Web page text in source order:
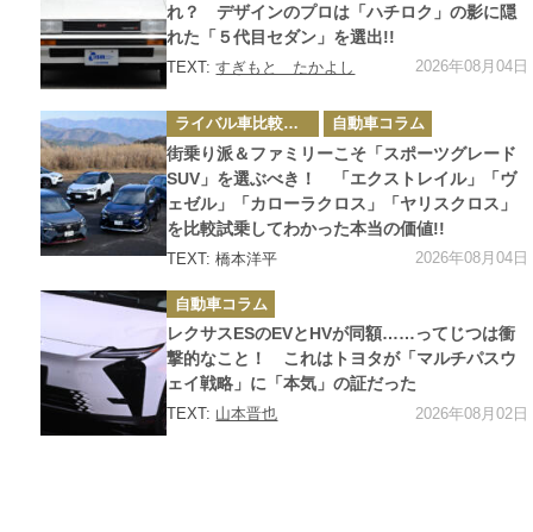
ー
れ？ デザインのプロは「ハチロク」の影に隠
れた「５代目セダン」を選出!!
TEXT:すぎもと たかよし 2026年08月04日
カ
テ
ゴ
リ
ー
ライバル車比較テスト 自動車コラム
街乗り派＆ファミリーこそ「スポーツグレード
SUV」を選ぶべき！ 「エクストレイル」「ヴ
ェゼル」「カローラクロス」「ヤリスクロス」
を比較試乗してわかった本当の価値!!
TEXT: 橋本洋平 2026年08月04日
カ
テ
ゴ
リ
ー
自動車コラム
レクサスESのEVとHVが同額……ってじつは衝
撃的なこと！ これはトヨタが「マルチパスウ
ェイ戦略」に「本気」の証だった
TEXT: 山本晋也 2026年08月02日